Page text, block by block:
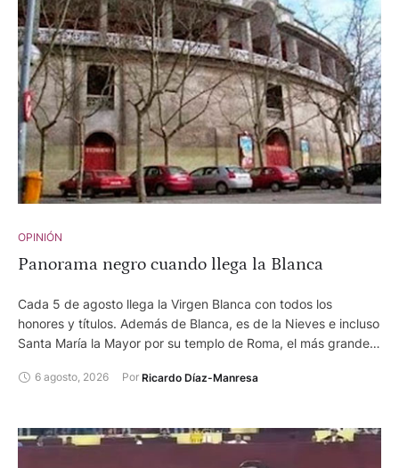
OPINIÓN
Panorama negro cuando llega la Blanca
Cada 5 de agosto llega la Virgen Blanca con todos los
honores y títulos. Además de Blanca, es de la Nieves e incluso
Santa María la Mayor por su templo de Roma, el más grande.
desaparecida en un mundo en el que los humanos parecen
6 agosto, 2026 Por Ricardo Díaz-Manresa